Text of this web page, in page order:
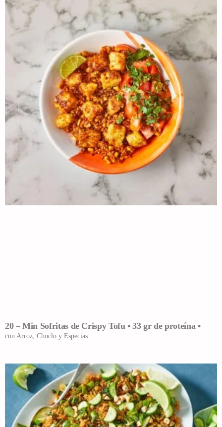
20 – Min Sofritas de Crispy Tofu • 33 gr de proteína •
con Arroz, Choclo y Especias